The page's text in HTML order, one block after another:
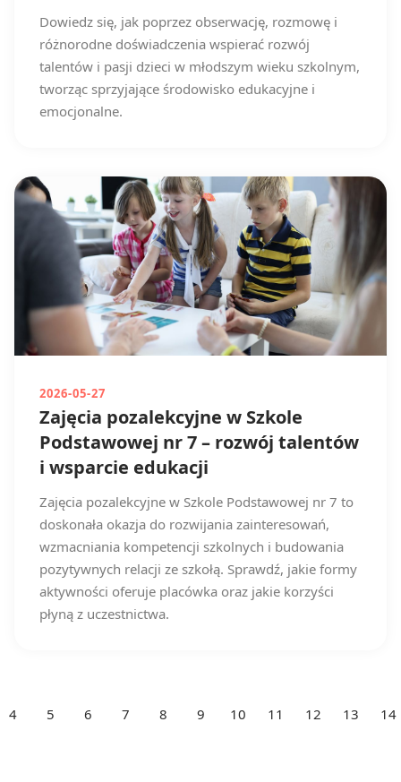
Dowiedz się, jak poprzez obserwację, rozmowę i
różnorodne doświadczenia wspierać rozwój
talentów i pasji dzieci w młodszym wieku szkolnym,
tworząc sprzyjające środowisko edukacyjne i
emocjonalne.
2026-05-27
Zajęcia pozalekcyjne w Szkole
Podstawowej nr 7 – rozwój talentów
i wsparcie edukacji
Zajęcia pozalekcyjne w Szkole Podstawowej nr 7 to
doskonała okazja do rozwijania zainteresowań,
wzmacniania kompetencji szkolnych i budowania
pozytywnych relacji ze szkołą. Sprawdź, jakie formy
aktywności oferuje placówka oraz jakie korzyści
płyną z uczestnictwa.
4 5 6 7 8 9 10 11 12 13 14